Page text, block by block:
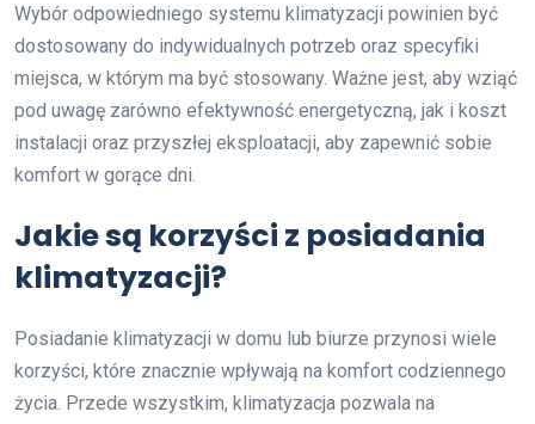
Wybór odpowiedniego systemu klimatyzacji powinien być
dostosowany do indywidualnych potrzeb oraz specyfiki
miejsca, w którym ma być stosowany. Ważne jest, aby wziąć
pod uwagę zarówno efektywność energetyczną, jak i koszt
instalacji oraz przyszłej eksploatacji, aby zapewnić sobie
komfort w gorące dni.
Jakie są korzyści z posiadania
klimatyzacji?
Posiadanie klimatyzacji w domu lub biurze przynosi wiele
korzyści, które znacznie wpływają na komfort codziennego
życia. Przede wszystkim, klimatyzacja pozwala na